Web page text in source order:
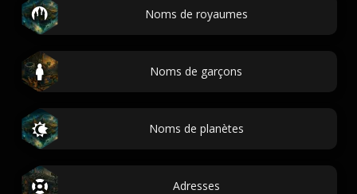
Noms de royaumes
Noms de garçons
Noms de planètes
Adresses